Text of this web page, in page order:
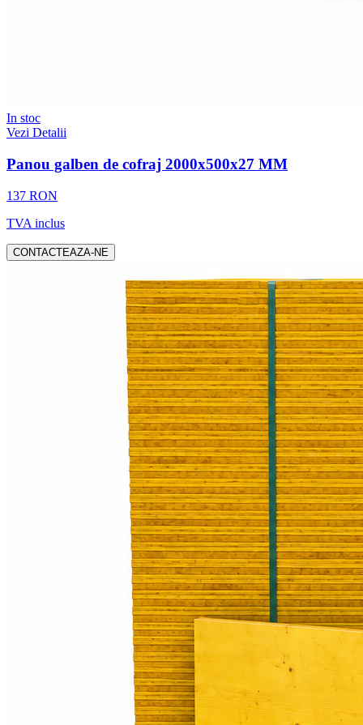
In stoc
Vezi Detalii
Panou galben de cofraj 2000x500x27 MM
137 RON
TVA inclus
CONTACTEAZA-NE